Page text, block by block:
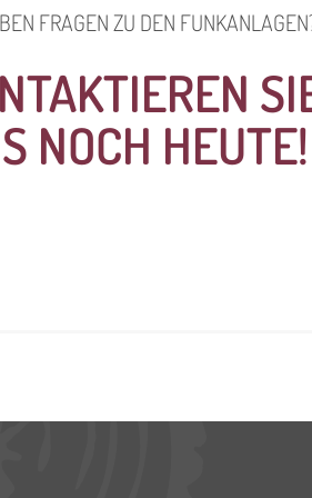
FRAGEN ZU DEN
NOCH HEUTE!